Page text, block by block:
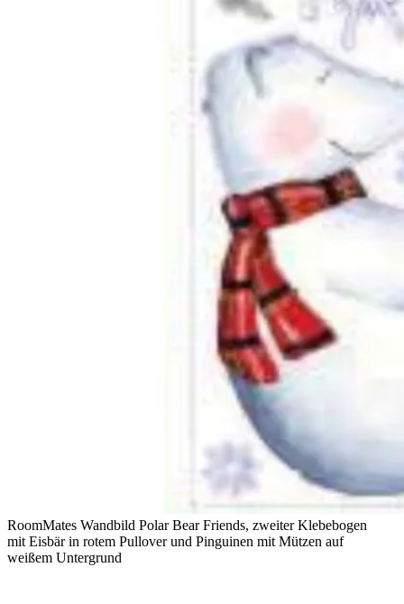
RoomMates Wandbild Polar Bear Friends, zweiter Klebebogen
mit Eisbär in rotem Pullover und Pinguinen mit Mützen auf
weißem Untergrund